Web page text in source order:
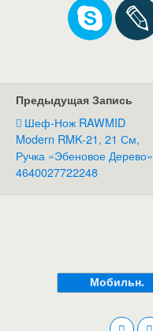
Предыдущая Запись
Шеф-Нож RAWMID
Modern RMK-21, 21 См,
Ручка «Эбеновое Дерево»
4640027722248
Мобильн.